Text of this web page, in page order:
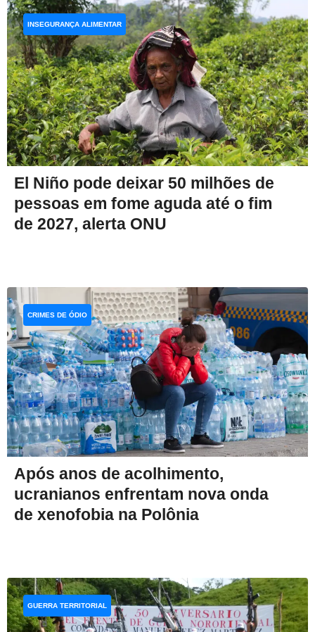
El Niño pode deixar 50 milhões de
pessoas em fome aguda até o fim
de 2027, alerta ONU
INSEGURANÇA ALIMENTAR
Após anos de acolhimento,
ucranianos enfrentam nova onda
de xenofobia na Polônia
CRIMES DE ÓDIO
GUERRA TERRITORIAL